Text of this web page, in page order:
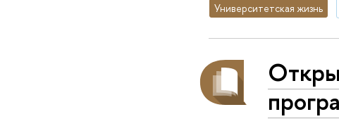
Университетская жизнь